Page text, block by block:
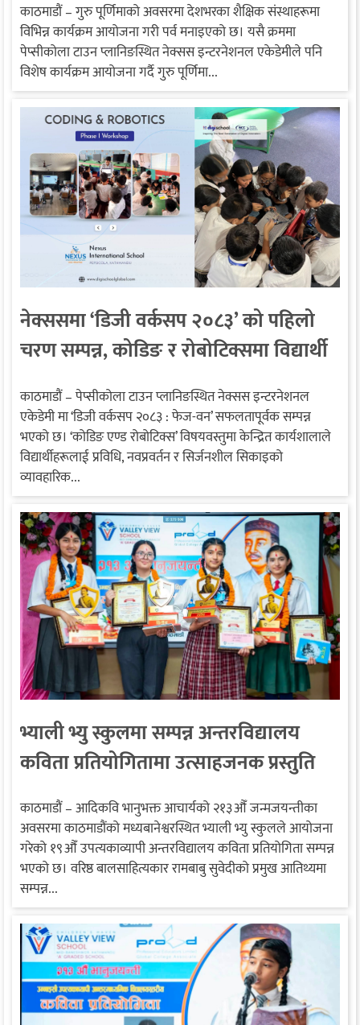
काठमाडौं – गुरु पूर्णिमाको अवसरमा देशभरका शैक्षिक संस्थाहरूमा
विभिन्न कार्यक्रम आयोजना गरी पर्व मनाइएको छ। यसै क्रममा
पेप्सीकोला टाउन प्लानिङस्थित नेक्सस इन्टरनेशनल एकेडेमीले पनि
विशेष कार्यक्रम आयोजना गर्दै गुरु पूर्णिमा...
नेक्ससमा ‘डिजी वर्कसप २०८३’ को पहिलो
चरण सम्पन्न, कोडिङ र रोबोटिक्समा विद्यार्थी
उत्साहित
काठमाडौं – पेप्सीकोला टाउन प्लानिङस्थित नेक्सस इन्टरनेशनल
एकेडेमी मा ‘डिजी वर्कसप २०८३ : फेज-वन’ सफलतापूर्वक सम्पन्न
भएको छ। ‘कोडिङ एण्ड रोबोटिक्स’ विषयवस्तुमा केन्द्रित कार्यशालाले
विद्यार्थीहरूलाई प्रविधि, नवप्रवर्तन र सिर्जनशील सिकाइको
व्यावहारिक...
भ्याली भ्यु स्कुलमा सम्पन्न अन्तरविद्यालय
कविता प्रतियोगितामा उत्साहजनक प्रस्तुति
काठमाडौं – आदिकवि भानुभक्त आचार्यको २१३औँ जन्मजयन्तीका
अवसरमा काठमाडौंको मध्यबानेश्वरस्थित भ्याली भ्यु स्कुलले आयोजना
गरेको १९औँ उपत्यकाव्यापी अन्तरविद्यालय कविता प्रतियोगिता सम्पन्न
भएको छ। वरिष्ठ बालसाहित्यकार रामबाबु सुवेदीको प्रमुख आतिथ्यमा
सम्पन्न...